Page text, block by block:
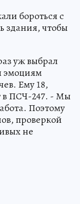
бороться с
здания, чтобы
уж выбрал
эмоциям
Ему 18,
в ПСЧ-247. - Мы
Поэтому
проверкой
не